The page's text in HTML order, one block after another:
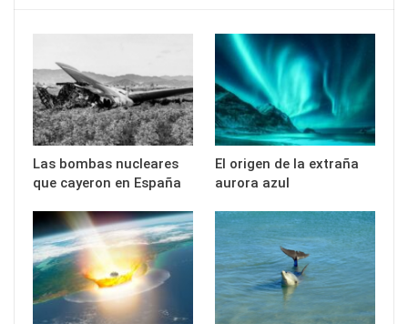
Las bombas nucleares
que cayeron en España
El origen de la extraña
aurora azul